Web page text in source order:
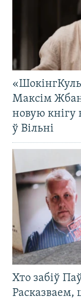
Максім
новую кнігу
ў Вільні
Хто забіў
Расказваем,